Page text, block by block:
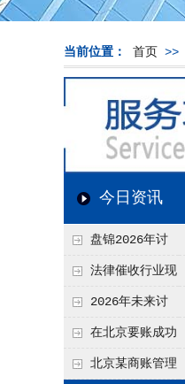
当前位置： 首页 >>
今日资讯
盘锦2026年讨
债新趋势法律催收行业现
状、合规痛点与未来
发展趋势深度解析
2026年未来讨
债要账公司发展趋势
在北京要账成功
率高吗？未来追账公
北京某商账管理